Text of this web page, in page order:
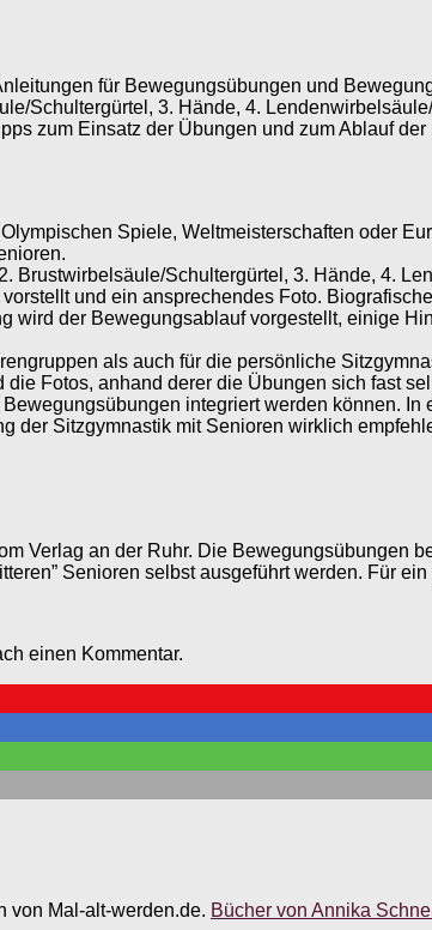
für Bewegungsübungen und
Schultergürtel, 3. Hände, 4.
zum Einsatz der Übungen und zum Ablauf
Spiele, Weltmeisterschaften oder
Brustwirbelsäule/Schultergürtel, 3. Hände, 4.
und ein ansprechendes Foto.
der Bewegungsablauf vorgestellt, einige
als auch für die persönliche
Fotos, anhand derer die Übungen sich fast
integriert werden können.
der Sitzgymnastik mit Senioren wirklich
Verlag an der Ruhr. Die Bewegungsübungen
Senioren selbst ausgeführt werden. Für
einen Kommentar.
von Mal-alt-werden.de. Bücher von Annika